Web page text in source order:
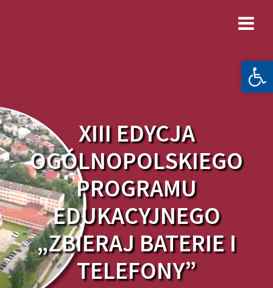
XIII EDYCJA
OGÓLNOPOLSKIEGO
PROGRAMU
EDUKACYJNEGO
„ZBIERAJ BATERIE I
TELEFONY”